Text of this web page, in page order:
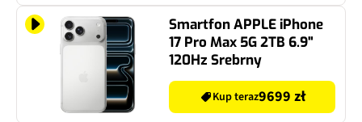
Smartfon APPLE iPhone
17 Pro Max 5G 2TB 6.9"
120Hz Srebrny
Kup teraz9699 zł